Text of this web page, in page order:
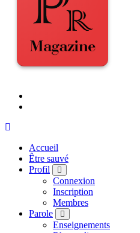
Accueil
Être sauvé
Profil
Connexion
Inscription
Membres
Parole
Enseignements